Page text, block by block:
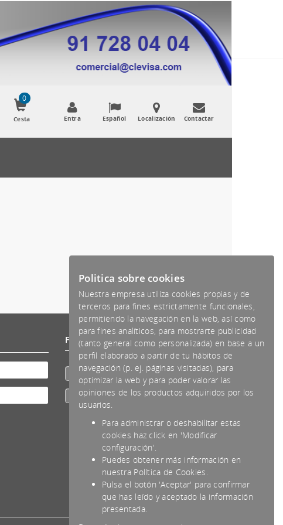
Cesta
0
Entra Español Localización Contactar
Formas de pago aceptadas
Efectivo
Transferencia
Politica sobre cookies
Nuestra empresa utiliza cookies propias y de
terceros para fines estrictamente funcionales,
permitiendo la navegación en la web, así como
para fines analíticos, para mostrarte publicidad
(tanto general como personalizada) en base a un
perfil elaborado a partir de tu hábitos de
navegación (p. ej. páginas visitadas), para
optimizar la web y para poder valorar las
opiniones de los productos adquiridos por los
usuarios.
Para administrar o deshabilitar estas
cookies haz click en 'Modificar
configuración'.
Puedes obtener más información en
nuestra Política de Cookies.
Pulsa el botón 'Aceptar' para confirmar
que has leído y aceptado la información
presentada.